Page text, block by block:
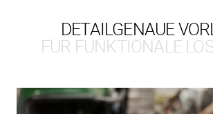
DETAILGENAUE
FÜR FUNKTIONALE